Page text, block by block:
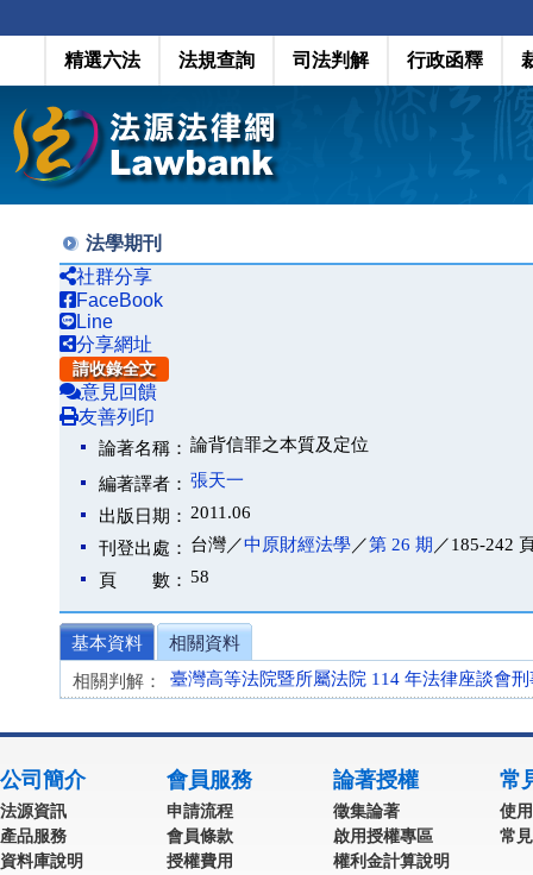
精選六法 法規查詢 司法判解 行政函釋
法學期刊
社群分享
FaceBook
Line
分享網址
請收錄全文
意見回饋
友善列印
論著名稱： 論背信罪之本質及定位
編著譯者： 張天一
出版日期： 2011.06
刊登出處： 台灣／中原財經法學／第 26 期 ／185-242
頁 數： 58
基本資料
相關資料
相關判解：
臺灣高等法院暨所屬法院 114 年法律座談會
公司簡介
法源資訊
產品服務
資料庫說明
會員服務
申請流程
會員條款
授權費用
論著授權
徵集論著
啟用授權專區
權利金計算說明
常
使
常